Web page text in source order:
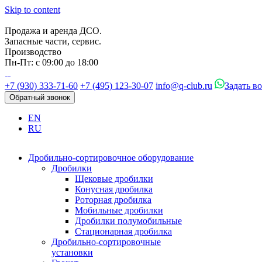
Skip to content
Продажа и аренда ДСО.
Запасные части, сервис.
Производство
Пн-Пт: с 09:00 до 18:00
+7 (930) 333-71-60 +7 (495) 123-30-07 info@q-club.ru Задать
Обратный звонок
EN
RU
Дробильно-сортировочное оборудование
Дробилки
Щековые дробилки
Конусная дробилка
Роторная дробилка
Мобильные дробилки
Дробилки полумобильные
Стационарная дробилка
Дробильно-сортировочные
установки